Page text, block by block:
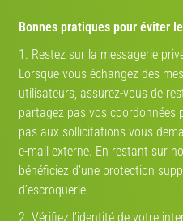
Cannondale SuperSix EVO
8/102023 · Course
Estimez la valeur de votre vélo
Route VTT
Marque
Bonnes pratiques pour éviter
1. Restez sur la messagerie
Lorsque vous échangez des
utilisateurs, assurez-vous de
partagez pas vos coordonnées
pas aux sollicitations vous
e-mail externe. En restant sur
bénéficiez d’une protection
d’escroquerie.
2. Vérifiez l’identité de votre